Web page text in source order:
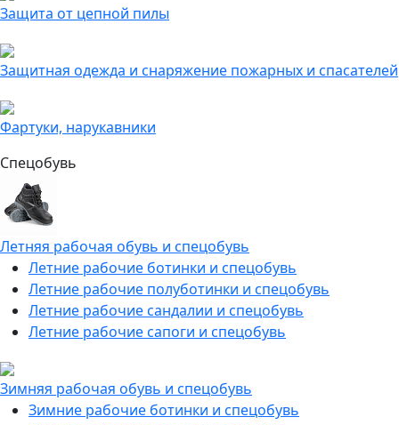
Защита от цепной пилы
Защитная одежда и снаряжение пожарных и спасателей
Фартуки, нарукавники
Спецобувь
Летняя рабочая обувь и спецобувь
Летние рабочие ботинки и спецобувь
Летние рабочие полуботинки и спецобувь
Летние рабочие сандалии и спецобувь
Летние рабочие сапоги и спецобувь
Зимняя рабочая обувь и спецобувь
Зимние рабочие ботинки и спецобувь